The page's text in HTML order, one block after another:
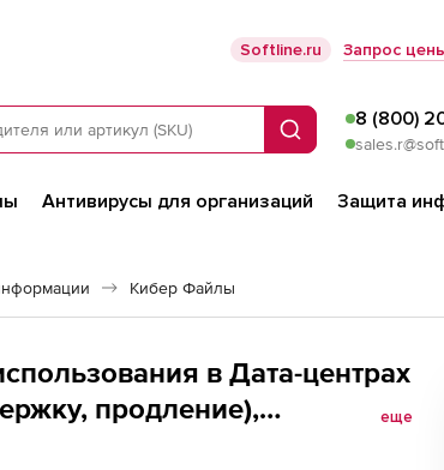
Softline.ru Запрос
Поиск
8 (800)
Антивирусы для организаций Защита
Кибер Файлы
в Дата-центрах
продление),
еще